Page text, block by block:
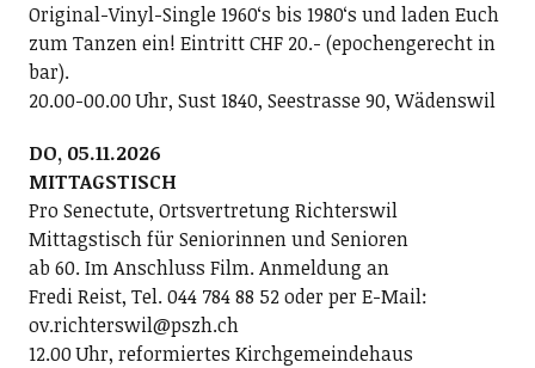
Original-Vinyl-Single 1960ʻs bis 1980ʻs und laden Euch
zum Tanzen ein! Eintritt CHF 20.- (epochengerecht in
bar).
20.00-00.00 Uhr, Sust 1840, Seestrasse 90, Wädenswil
DO, 05.11.2026
MITTAGSTISCH
Pro Senectute, Ortsvertretung Richterswil
Mittagstisch für Seniorinnen und Senioren
ab 60. Im Anschluss Film. Anmeldung an
Fredi Reist, Tel. 044 784 88 52 oder per E-Mail:
ov.richterswil@pszh.ch
12.00 Uhr, reformiertes Kirchgemeindehaus